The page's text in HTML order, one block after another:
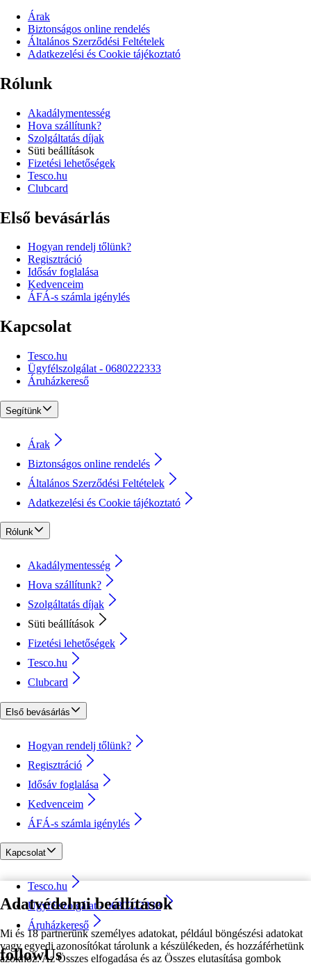
Adatvédelmi beállítások
Mi és 18 partnerünk személyes adatokat, például böngészési adatokat
vagy egyedi azonosítókat tárolunk a készülékeden, és hozzáférhetünk
azokhoz. Az Összes elfogadása és az Összes elutasítása gombok
Árak
Biztonságos online rendelés
Általános Szerződési Feltételek
Adatkezelési és Cookie tájékoztató
Rólunk
Akadálymentesség
Hova szállítunk?
Szolgáltatás díjak
Süti beállítások
Fizetési lehetőségek
Tesco.hu
Clubcard
Első bevásárlás
Hogyan rendelj tőlünk?
Regisztráció
Idősáv foglalása
Kedvenceim
ÁFÁ-s számla igénylés
Kapcsolat
Tesco.hu
Ügyfélszolgálat - 0680222333
Áruházkereső
Segítünk
Árak
Biztonságos online rendelés
Általános Szerződési Feltételek
Adatkezelési és Cookie tájékoztató
Rólunk
Akadálymentesség
Hova szállítunk?
Szolgáltatás díjak
Süti beállítások
Fizetési lehetőségek
Tesco.hu
Clubcard
Első bevásárlás
Hogyan rendelj tőlünk?
Regisztráció
Idősáv foglalása
Kedvenceim
ÁFÁ-s számla igénylés
Kapcsolat
Tesco.hu
Ügyfélszolgálat - 0680222333
Áruházkereső
followUs